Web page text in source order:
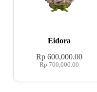
Eidora
Rp700,000.00
Rp600,000.00